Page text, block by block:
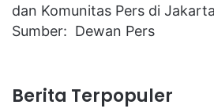
dan Komunitas Pers di
Sumber: Dewan Pers
Berita Terpopuler